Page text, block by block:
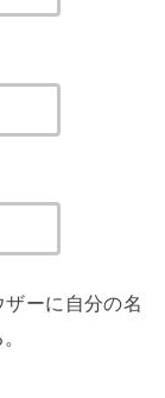
ーに自分の名